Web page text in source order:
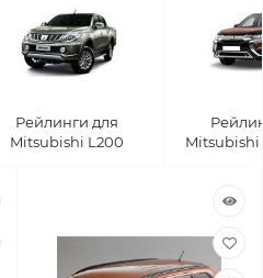
Рейлинги для
Mitsubishi L200